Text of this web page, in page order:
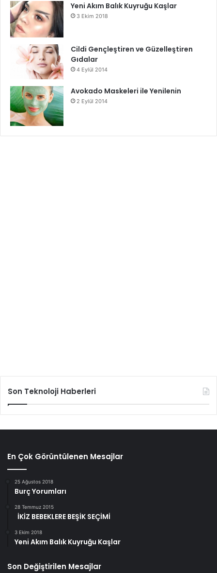
Yeni Akım Balık Kuyruğu Kaşlar
3 Ekim 2018
Cildi Gençleştiren ve Güzelleştiren
Gıdalar
4 Eylül 2014
Avokado Maskeleri ile Yenilenin
2 Eylül 2014
Son Teknoloji Haberleri
En Çok Görüntülenen Mesajlar
25 Ağustos 2018
Burç Yorumları
28 Temmuz 2015
İKİZ BEBEKLERE BEŞİK SEÇİMİ
3 Ekim 2018
Yeni Akım Balık Kuyruğu Kaşlar
Son Değiştirilen Mesajlar